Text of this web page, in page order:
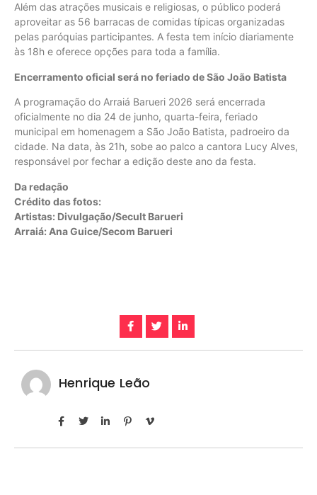
Além das atrações musicais e religiosas, o público poderá
aproveitar as 56 barracas de comidas típicas organizadas
pelas paróquias participantes. A festa tem início diariamente
às 18h e oferece opções para toda a família.
Encerramento oficial será no feriado de São João Batista
A programação do Arraiá Barueri 2026 será encerrada
oficialmente no dia 24 de junho, quarta-feira, feriado
municipal em homenagem a São João Batista, padroeiro da
cidade. Na data, às 21h, sobe ao palco a cantora Lucy Alves,
responsável por fechar a edição deste ano da festa.
Da redação
Crédito das fotos:
Artistas: Divulgação/Secult Barueri
Arraiá: Ana Guice/Secom Barueri
Henrique Leão